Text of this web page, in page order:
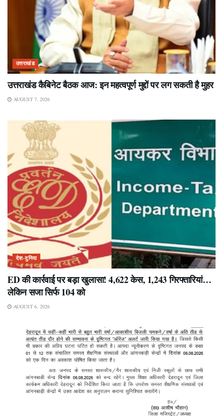
उत्तराखंड
उत्तराखंड कैबिनेट बैठक आज: इन महत्वपूर्ण मुद्दों पर लग सकती है मुहर
AUGUST 7, 2026
देश-दुनिया
ED की कार्रवाई पर बड़ा खुलासा! 4,622 केस, 1,243 गिरफ्तारियां…
लेकिन सजा सिर्फ 104 को
AUGUST 6, 2026